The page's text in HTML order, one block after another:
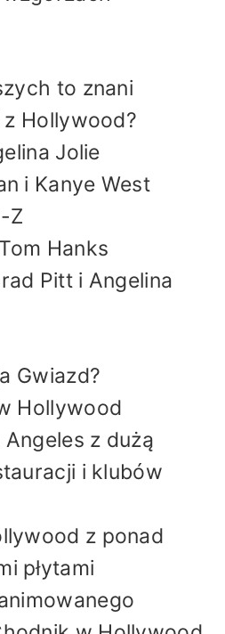
to znani
Hollywood?
Jolie
i Kanye West
Z
Hanks
Pitt i Angelina
Gwiazd?
Hollywood
z dużą
i klubów
z ponad
płytami